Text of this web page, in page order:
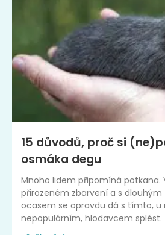
15 důvodů, proč si
osmáka degu
Mnoho lidem připomíná potkana.
přirozeném zbarvení a s
ocasem se opravdu dá s tímto, u
nepopulárním, hlodavcem splést.